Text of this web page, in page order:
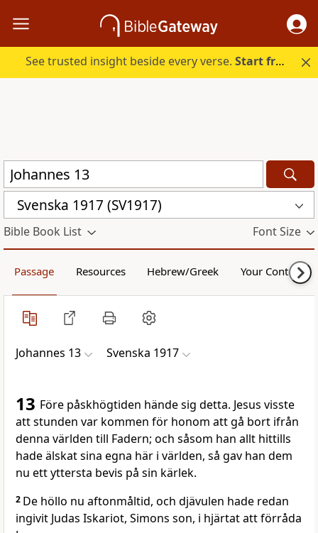
See trusted insight beside every verse.Start free.
Svenska 1917 (SV1917)
Bible Book List Font Size
Passage Resources Hebrew/Greek Your Content
Johannes 13 Svenska 1917
13 Före påskhögtiden hände sig detta. Jesus visste
att stunden var kommen för honom att gå bort ifrån
denna världen till Fadern; och såsom han allt hittills
hade älskat sina egna här i världen, så gav han dem
nu ett yttersta bevis på sin kärlek.
2 De höllo nu aftonmåltid, och djävulen hade redan
ingivit Judas Iskariot, Simons son, i hjärtat att förråda